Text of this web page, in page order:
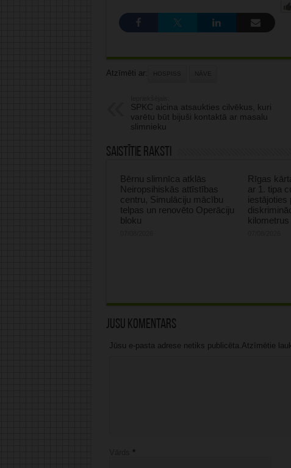
Atzīmēti ar: HOSPISS NĀVE
SPKC aicina atsaukties cilvēkus, kuri
varētu būt bijuši kontaktā ar masalu
slimnieku
Saistītie raksti
Bērnu slimnīca atklās
Neiropsihiskās attīstības
centru, Simulāciju mācību
telpas un renovēto Operāciju
bloku
Rīgas
ar 1. tipa
iestājoties
kilometrus
Jūsu komentārs
Jūsu e-pasta adrese netiks publicēta.Atzīmētie
*